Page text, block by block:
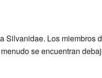
Silvanidae. Los
se encuentran